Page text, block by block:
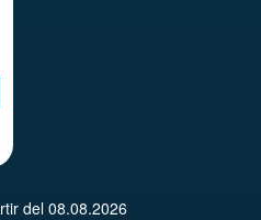
del 08.08.2026